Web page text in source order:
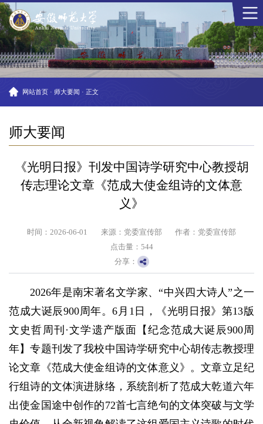
网站首页 · 师大要闻 · 正文
师大要闻
《光明日报》刊发中国诗学研究中心教授胡
传志理论文章《范成大使金组诗的文体意
义》
时间：2026-06-01 来源：党委宣传部
作者：党委宣传部
点击量： 544
分享：
2026年是南宋著名文学家、“中兴四大诗人”之一
范成大诞辰900周年。6月1日，《光明日报》第13版
文史哲周刊·文学遗产版面【纪念范成大诞辰900周
年】专题刊发了我校中国诗学研究中心胡传志教授理
论文章《范成大使金组诗的文体意义》。文章立足纪
行组诗的文体演进脉络，系统剖析了范成大乾道六年
出使金国途中创作的72首七言绝句的文体突破与文学